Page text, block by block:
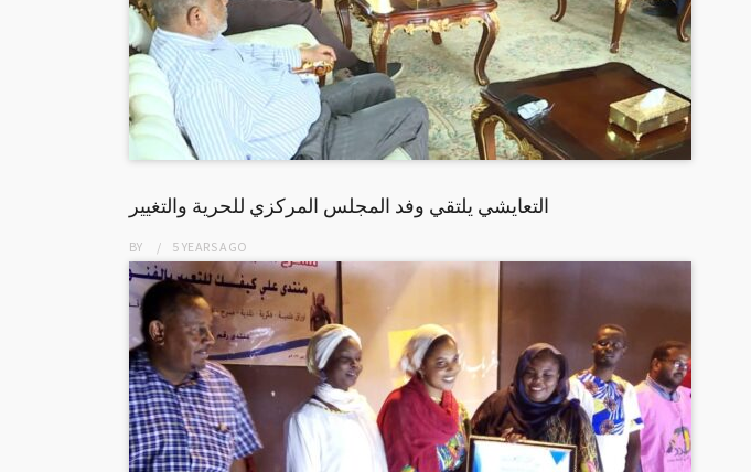
التعايشي يلتقي وفد المجلس المركزي للحرية والتغيير
BY 5 YEARSAGO